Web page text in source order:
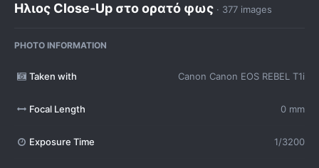
Ηλιος Close-Up στο ορατό φως · 377 images
PHOTO INFORMATION
Taken with Canon Canon EOS REBEL T1i
Focal Length 0 mm
Exposure Time 1/3200